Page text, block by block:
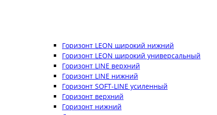
Горизонт LEON широкий нижний
Горизонт LEON широкий универсальный
Горизонт LINE верхний
Горизонт LINE нижний
Горизонт SOFT-LINE усиленный
Горизонт верхний
Горизонт нижний